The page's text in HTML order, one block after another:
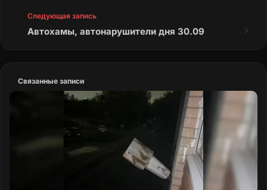
Следующая запись
Автохамы, автонарушители дня 30.09
Связанные записи